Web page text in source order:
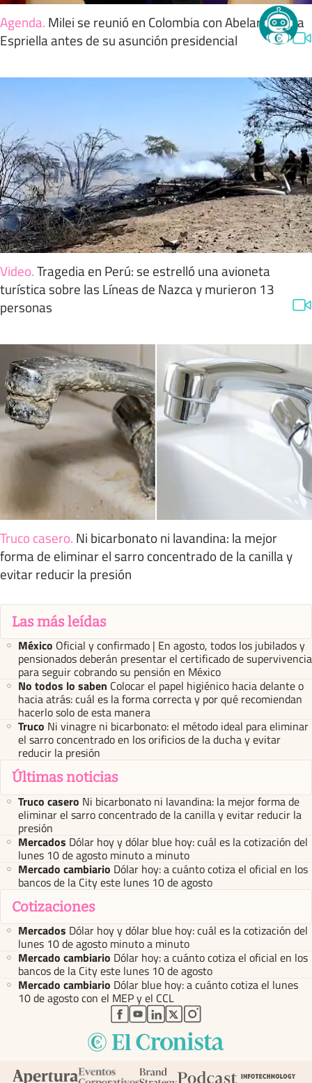
Agenda. Milei se reunió en Colombia con Abelardo de la
Espriella antes de su asunción presidencial
Video.Tragedia en Perú: se estrelló una avioneta
turística sobre las Líneas de Nazca y murieron 13
personas
Truco casero. Ni bicarbonato ni lavandina: la mejor
forma de eliminar el sarro concentrado de la canilla y
evitar reducir la presión
Las más leídas
México Oficial y confirmado | En agosto, todos los jubilados y
pensionados deberán presentar el certificado de supervivencia
para seguir cobrando su pensión en México
No todos lo saben Colocar el papel higiénico hacia delante o
hacia atrás: cuál es la forma correcta y por qué recomiendan
hacerlo solo de esta manera
Truco Ni vinagre ni bicarbonato: el método ideal para eliminar
el sarro concentrado en los orificios de la ducha y evitar
reducir la presión
Últimas noticias
Truco casero Ni bicarbonato ni lavandina: la mejor forma de
eliminar el sarro concentrado de la canilla y evitar reducir la
presión
Mercados Dólar hoy y dólar blue hoy: cuál es la cotización del
lunes 10 de agosto minuto a minuto
Mercado cambiario Dólar hoy: a cuánto cotiza el oficial en los
bancos de la City este lunes 10 de agosto
Cotizaciones
Mercados Dólar hoy y dólar blue hoy: cuál es la cotización del
lunes 10 de agosto minuto a minuto
Mercado cambiario Dólar hoy: a cuánto cotiza el oficial en los
bancos de la City este lunes 10 de agosto
Mercado cambiario Dólar blue hoy: a cuánto cotiza el lunes
10 de agosto con el MEP y el CCL
abre en nueva pestaña
abre en nueva pestaña
abre en nueva pestaña
abre en nueva pestaña
abre en nueva pestaña